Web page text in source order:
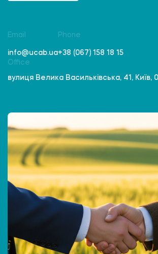
Email
info@ucab.ua
Phone
+38 (067) 158 18 15
Office
вулиця Велика Васильківська, 41, Київ,